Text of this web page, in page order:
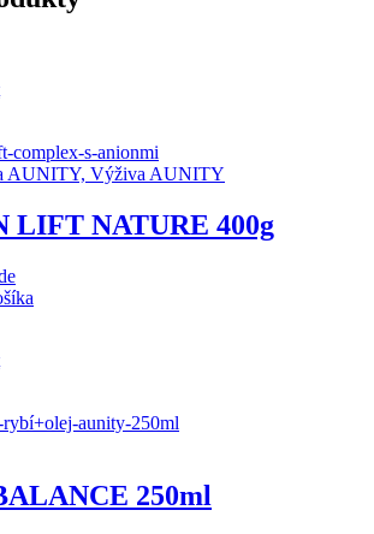
AUNITY, Výživa AUNITY
LIFT NATURE 400g
250ml